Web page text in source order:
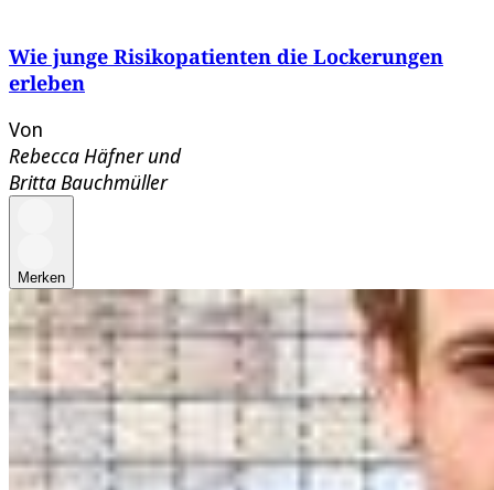
Wie junge Risikopatienten die Lockerungen
erleben
Von
Rebecca Häfnerund
Britta Bauchmüller
Merken